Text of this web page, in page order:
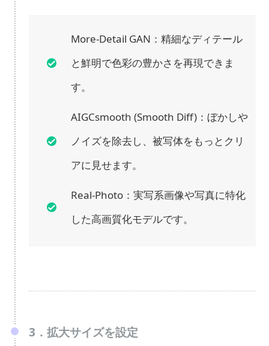
More-Detail GAN：精細なディテール
と鮮明で色彩の豊かさを再現できま
す。
AIGCsmooth (Smooth Diff)：ぼかしや
ノイズを除去し、被写体をもっとクリ
アに見せます。
Real-Photo：実写系画像や写真に特化
した高画質化モデルです。
3．拡大サイズを設定